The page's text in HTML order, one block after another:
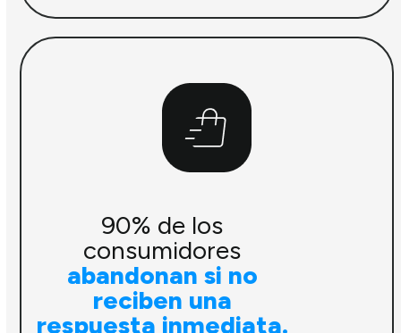
90% de los
consumidores
abandonan si no
reciben una
respuesta inmediata.